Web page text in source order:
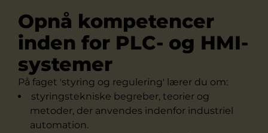
Opnå kompetencer
inden for PLC- og HMI-
systemer
På faget 'styring og regulering' lærer du om:
styringstekniske begreber, teorier og
metoder, der anvendes indenfor industriel
automation.